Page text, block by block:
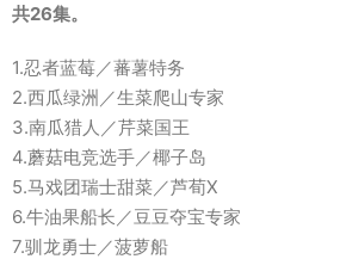
共26集。
1.忍者蓝莓／蕃薯特务
2.西瓜绿洲／生菜爬山专家
3.南瓜猎人／芹菜国王
4.蘑菇电竞选手／椰子岛
5.马戏团瑞士甜菜／芦荀X
6.牛油果船长／豆豆夺宝专家
7.驯龙勇士／菠萝船